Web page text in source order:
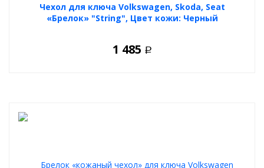
Чехол для ключа Volkswagen, Skoda, Seat
«Брелок» "String", Цвет кожи: Черный
1 485 Р